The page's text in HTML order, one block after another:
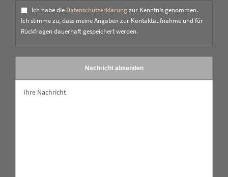
Ich habe die Datenschutzerklärungzur Kenntnis genommen.
Ich stimme zu, dass meine Angaben zur Kontaktaufnahme und für
Rückfragen dauerhaft gespeichert werden.